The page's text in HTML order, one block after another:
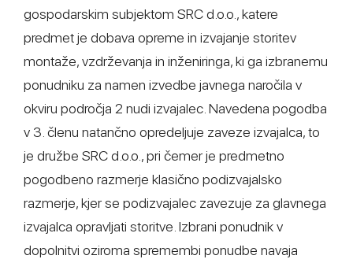
gospodarskim subjektom SRC d.o.o., katere
predmet je dobava opreme in izvajanje storitev
montaže, vzdrževanja in inženiringa, ki ga izbranemu
ponudniku za namen izvedbe javnega naročila v
okviru področja 2 nudi izvajalec. Navedena pogodba
v 3. členu natančno opredeljuje zaveze izvajalca, to
je družbe SRC d.o.o., pri čemer je predmetno
pogodbeno razmerje klasično podizvajalsko
razmerje, kjer se podizvajalec zavezuje za glavnega
izvajalca opravljati storitve. Izbrani ponudnik v
dopolnitvi oziroma spremembi ponudbe navaja